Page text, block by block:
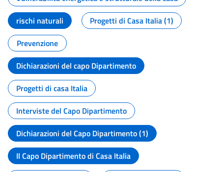
rischi naturali
Progetti di Casa Italia (1)
Prevenzione
Dichiarazioni del capo Dipartimento
Progetti di casa Italia
Interviste del Capo Dipartimento
Dichiarazioni del Capo Dipartimento (1)
Il Capo Dipartimento di Casa Italia